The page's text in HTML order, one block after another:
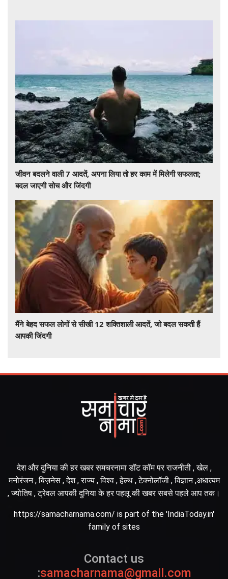
जीवन बदलने वाली 7 आदतें, अपना लिया तो हर काम में मिलेगी सफलता;
बदल जाएगी सोच और जिंदगी
मैंने बेहद सफल लोगों से सीखी 12 शक्तिशाली आदतें, जो बदल सकती हैं
आपकी जिंदगी
देश और दुनिया की हर खबर समचरनामा डॉट कॉम पर राजनीती , खेल ,
मनोरंजन , बिज़नेस , देश , राज्य , विश्व , हेल्थ , टेक्नोलॉजी , विज्ञान ,अधात्यम
, ज्योतिष , ट्रेवल आपकी दुनिया के हर पहलू की खबर सबसे पहले आप तक।
https://samacharnama.com/ is part of the 'IndiaToday.in'
family of sites
Contact us
:samacharnama@gmail.com